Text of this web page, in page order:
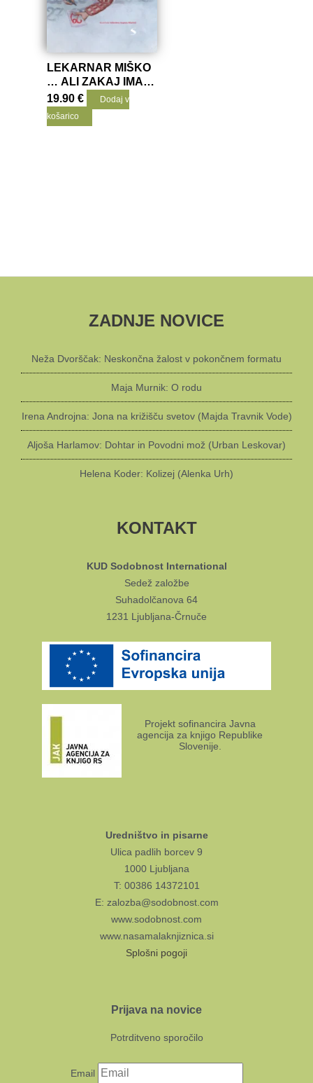
LEKARNAR MIŠKO
… ALI ZAKAJ IMA
FEBRUAR 29 DNI
19.90€
Dodaj v
košarico
ZADNJE NOVICE
Neža Dvorščak: Neskončna žalost v pokončnem formatu
Maja Murnik: O rodu
Irena Androjna: Jona na križišču svetov (Majda Travnik Vode)
Aljoša Harlamov: Dohtar in Povodni mož (Urban Leskovar)
Helena Koder: Kolizej (Alenka Urh)
KONTAKT
KUD Sodobnost International
Sedež založbe
Suhadolčanova 64
1231 Ljubljana-Črnuče
Projekt sofinancira Javna
agencija za knjigo Republike
Slovenije.
Uredništvo in pisarne
Ulica padlih borcev 9
1000 Ljubljana
T: 00386 14372101
E: zalozba@sodobnost.com
www.sodobnost.com
www.nasamalaknjiznica.si
Splošni pogoji
Prijava na novice
Potrditveno sporočilo
Email